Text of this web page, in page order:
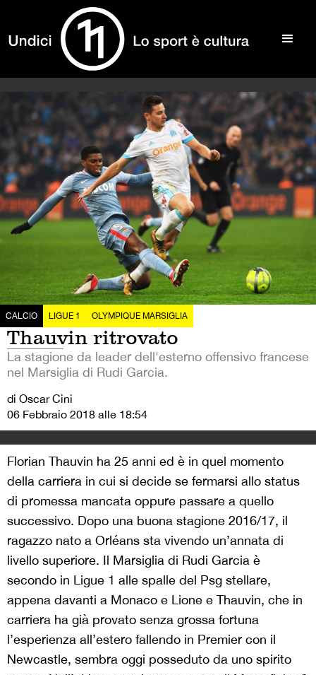
CALCIO LIGUE 1 OLYMPIQUE MARSIGLIA
Thauvin ritrovato
La stagione da leader dell'esterno offensivo francese
nel Marsiglia di Rudi Garcia.
di Oscar Cini
06 Febbraio 2018 alle 18:54
Florian Thauvin ha 25 anni ed è in quel momento
della carriera in cui si decide se fermarsi allo status
di promessa mancata oppure passare a quello
successivo. Dopo una buona stagione 2016/17, il
ragazzo nato a Orléans sta vivendo un’annata di
livello superiore. Il Marsiglia di Rudi Garcia è
secondo in Ligue 1 alle spalle del Psg stellare,
appena davanti a Monaco e Lione e Thauvin, che in
carriera ha già provato senza grossa fortuna
l’esperienza all’estero fallendo in Premier con il
Newcastle, sembra oggi posseduto da uno spirito